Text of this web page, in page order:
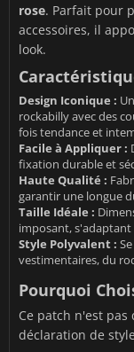
rose. Parfait pour
accessoires, il
look.
Design Iconique :
rockabilly avec des
fois tendance et
Facile à Appliquer :
fixation durable et
Haute Qualité :
garantir une longue
Taille Idéale :
imposant,
Style Polyvalent :
vestimentaires, du
Pourquoi
Ce patch n'est
déclaration de